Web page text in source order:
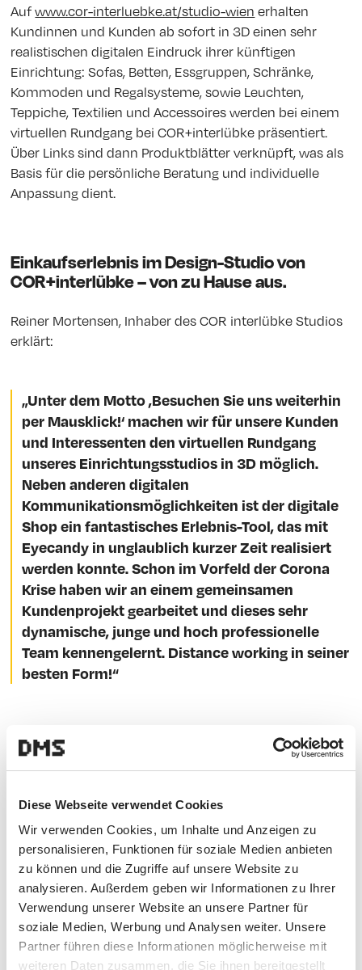
Diese Webseite verwendet Cookies
Wir verwenden Cookies, um Inhalte und Anzeigen zu
personalisieren, Funktionen für soziale Medien anbieten
zu können und die Zugriffe auf unsere Website zu
analysieren. Außerdem geben wir Informationen zu Ihrer
Verwendung unserer Website an unsere Partner für
soziale Medien, Werbung und Analysen weiter. Unsere
Partner führen diese Informationen möglicherweise mit
weiteren Daten zusammen, die Sie ihnen bereitgestellt
Aufwww.cor-interluebke.at/studio-wien erhalten
Kundinnen und Kunden ab sofort in 3D einen sehr
realistischen digitalen Eindruck ihrer künftigen
Einrichtung: Sofas, Betten, Essgruppen, Schränke,
Kommoden und Regalsysteme, sowie Leuchten,
Teppiche, Textilien und Accessoires werden bei einem
virtuellen Rundgang bei COR+interlübke präsentiert.
Über Links sind dann Produktblätter verknüpft, was als
Basis für die persönliche Beratung und individuelle
Anpassung dient.
Einkaufserlebnis im Design-Studio von
COR+interlübke – von zu Hause aus.
Reiner Mortensen, Inhaber des COR interlübke Studios
erklärt:
„Unter dem Motto ,Besuchen Sie uns weiterhin
per Mausklick!‘ machen wir für unsere Kunden
und Interessenten den virtuellen Rundgang
unseres Einrichtungsstudios in 3D möglich.
Neben anderen digitalen
Kommunikationsmöglichkeiten ist der digitale
Shop ein fantastisches Erlebnis-Tool, das mit
Eyecandy in unglaublich kurzer Zeit realisiert
werden konnte. Schon im Vorfeld der Corona
Krise haben wir an einem gemeinsamen
Kundenprojekt gearbeitet und dieses sehr
dynamische, junge und hoch professionelle
Team kennengelernt. Distance working in seiner
besten Form!“
Die besondere technische Herausforderung ergab sich
aus der Größe des digitalen Shops, weshalb vorab
genau definiert werden musste, wie das 3D-Modell
um ein Design-Studio handelt, wurde der Content
besonders sorgfältig ausgewählt und passgenau in
Szene gesetzt.
Über DMS.
Die „Digitale Mediensysteme GmbH“ (DMS) wurde 2004
gegründet und hat sich seitdem zu einem führenden